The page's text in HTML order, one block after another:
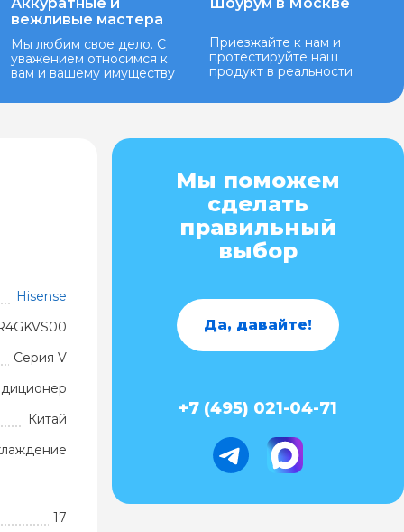
вежливые мастера
Мы любим свое дело. С
уважением относимся к
вам и вашему имуществу
Приезжайте к нам и
протестируйте наш
продукт в реальности
Hisense
Серия V
Китай
17
Мы поможем
сделать
правильный
выбор
Да, давайте!
+7 (495) 021-04-71